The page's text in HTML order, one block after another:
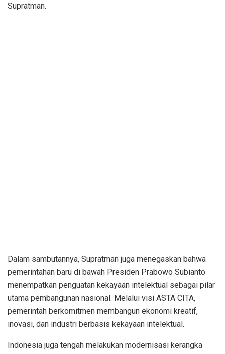
Supratman.
Dalam sambutannya, Supratman juga menegaskan bahwa
pemerintahan baru di bawah Presiden Prabowo Subianto
menempatkan penguatan kekayaan intelektual sebagai pilar
utama pembangunan nasional. Melalui visi ASTA CITA,
pemerintah berkomitmen membangun ekonomi kreatif,
inovasi, dan industri berbasis kekayaan intelektual.
Indonesia juga tengah melakukan modernisasi kerangka